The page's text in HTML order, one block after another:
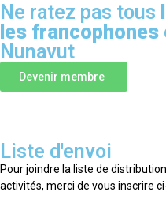
Ne ratez pas tous
les francophones
Nunavut
Devenir membre
Liste d'envoi
Pour joindre la liste de
activités, merci de vous inscrire